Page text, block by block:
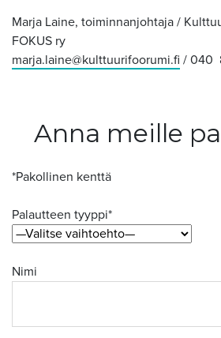
Marja Laine, toiminnanjohtaja /
FOKUS ry
marja.laine@kulttuurifoorumi.fi / 040
Anna meille
*Pakollinen kenttä
Palautteen tyyppi*
Nimi